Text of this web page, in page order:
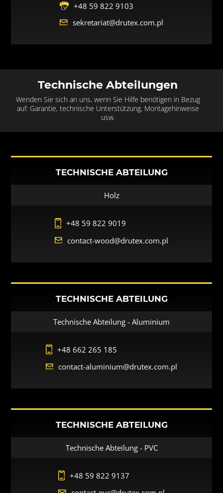
+48 59 822 9103
sekretariat@drutex.com.pl
Technische Abteilungen
Wenden Sie sich an uns, wenn Sie Hilfe benötigen in Bezug
auf: Garantie, technische Unterstützung, Montagehinweise
usw.
TECHNISCHE ABTEILUNG
Holz
+48 59 822 9019
contact-wood@drutex.com.pl
TECHNISCHE ABTEILUNG
Technische Abteilung - Aluminium
+48 662 265 185
contact-aluminium@drutex.com.pl
TECHNISCHE ABTEILUNG
Technische Abteilung - PVC
+48 59 822 9137